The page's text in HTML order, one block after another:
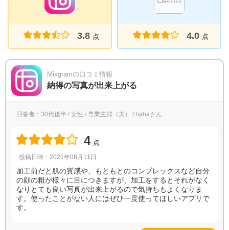
3.8 点 4.0 点
Mixgramの口コミ情報
納得の写真が出来上がる
回答者：30代後半 / 女性 / 専業主婦（夫） / hahaさん
4 点
投稿日時：2021年08月11日
加工前だと肌の質感や、もともとのコンプレックスなど自分
の顔の粗が様々に目につきますが、加工をするとそれがなく
なりとても良い写真が出来上がるので気持ちもよくなりま
す。使ったことがない人にはぜひ一度使ってほしいアプリで
す。